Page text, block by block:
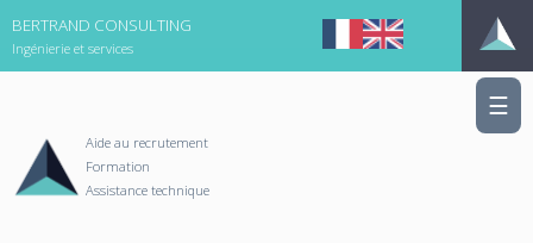
BERTRAND CONSULTING
Ingénierie et services
☰
Aide au recrutement
Formation
Assistance technique